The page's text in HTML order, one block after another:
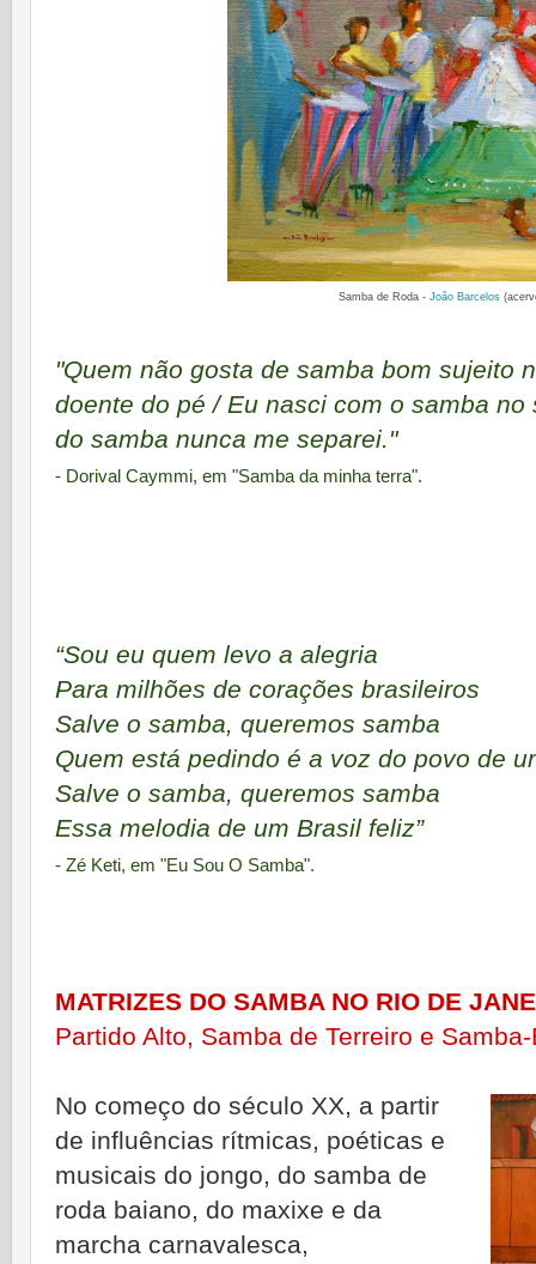
Samba de Roda -João Barcelos
"Quem não gosta de samba bom sujeito
doente do pé / Eu nasci com o samba
do samba nunca me separei."
- Dorival Caymmi, em "Samba da minha terra".
“Sou eu quem levo a alegria
Para milhões de corações brasileiros
Salve o samba, queremos samba
Quem está pedindo é a voz do povo de
Salve o samba, queremos samba
Essa melodia de um Brasil feliz”
- Zé Keti, em "Eu Sou O Samba".
MATRIZES DO SAMBA NO RIO DE
Partido Alto, Samba de Terreiro e
No começo do século XX, a partir
de influências rítmicas, poéticas e
musicais do jongo, do samba de
roda baiano, do maxixe e da
marcha carnavalesca,